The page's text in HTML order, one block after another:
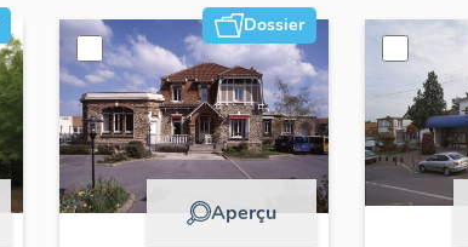
Dossier
Aperçu